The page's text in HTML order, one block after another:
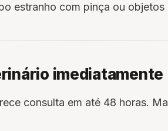
estranho com pinça ou objetos
imediatamente
consulta em até 48 horas.